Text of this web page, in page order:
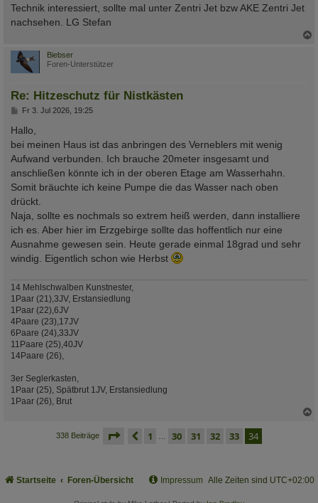
Technik interessiert, sollte mal unter Zentri Jet bzw AKE Zentri Jet
nachsehen. LG Stefan
Biebser
Foren-Unterstützer
Re: Hitzeschutz für Nistkästen
B
i
r
a
g
Fr 3. Jul 2026, 19:25
Hallo,
bei meinen Haus ist das anbringen des Verneblers mit wenig
Aufwand verbunden. Ich brauche 20meter insgesamt und
anschließen könnte ich in der oberen Etage am Wasserhahn.
Somit bräuchte ich keine Pumpe die das Wasser nach oben
drückt.
Naja, sollte es nochmals so extrem heiß werden, dann installiere
ich es. Aber hier im Erzgebirge sollte das hoffentlich nur eine
Ausnahme gewesen sein. Heute gerade einmal 18grad und sehr
windig. Eigentlich schon wie Herbst
14 Mehlschwalben Kunstnester,
1Paar (21),3JV, Erstansiedlung
1Paar (22),6JV
4Paare (23),17JV
6Paare (24),33JV
11Paare (25),40JV
14Paare (26),
3er Seglerkasten,
1Paar (25), Spätbrut 1JV, Erstansiedlung
1Paar (26), Brut
n
338 Beiträge seite 34 von 34
vorherige
1 30 31 32 33 34
Startseite Foren-Übersicht Alle Zeiten sind UTC+02:00
Impressum